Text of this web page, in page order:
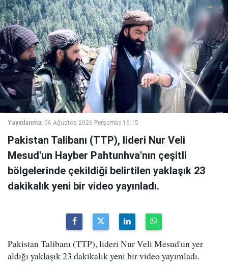
Yayınlanma: 06 Ağustos 2026 Perşembe 16:15
Pakistan Talibanı (TTP), lideri Nur Veli
Mesud'un Hayber Pahtunhva'nın çeşitli
bölgelerinde çekildiği belirtilen yaklaşık 23
dakikalık yeni bir video yayınladı.
Pakistan Talibanı (TTP), lideri Nur Veli Mesud'un yer
aldığı yaklaşık 23 dakikalık yeni bir video yayımladı.